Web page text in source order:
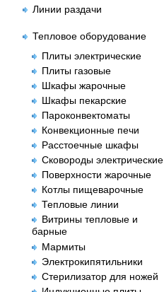
Линии раздачи
Тепловое оборудование
Плиты электрические
Плиты газовые
Шкафы жарочные
Шкафы пекарские
Пароконвектоматы
Конвекционные печи
Расстоечные шкафы
Сковороды электрические
Поверхности жарочные
Котлы пищеварочные
Тепловые линии
Витрины тепловые и
барные
Мармиты
Электрокипятильники
Стерилизатор для ножей